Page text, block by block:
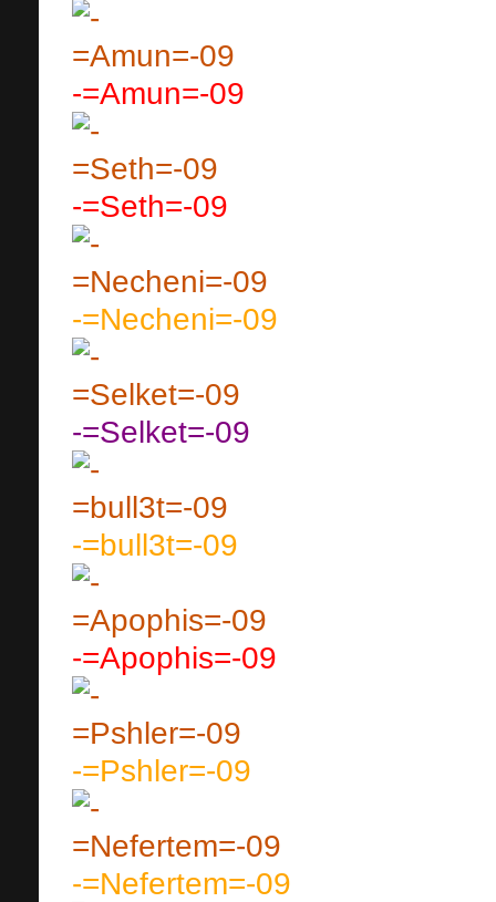
-=Amun=-09
-=Seth=-09
-=Necheni=-09
-=Selket=-09
-=bull3t=-09
-=Apophis=-09
-=Pshler=-09
-=Nefertem=-09